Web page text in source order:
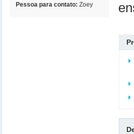
Pessoa para contato:Zoey